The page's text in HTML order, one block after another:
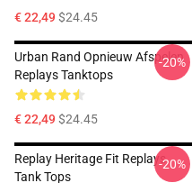
€ 22,49$24.45
Urban Rand Opnieuw Afspelen
Replays Tanktops
€ 22,49$24.45
-20%
Replay Heritage Fit Replays
Tank Tops
-20%